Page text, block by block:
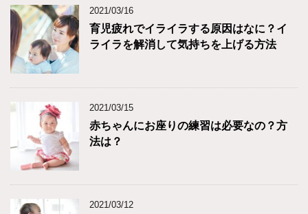
2021/03/16
育児疲れでイライラする原因はなに？イ
ライラを解消して気持ちを上げる方法
2021/03/15
赤ちゃんにお座りの練習は必要なの？方
法は？
2021/03/12